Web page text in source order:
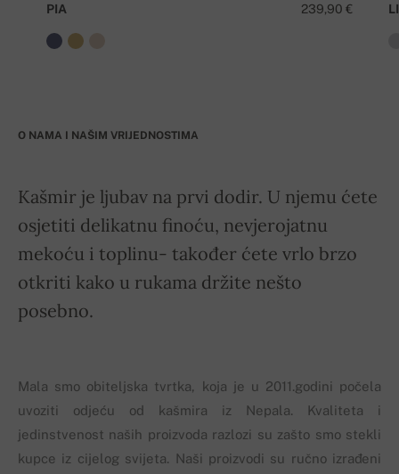
239,90 €
PIA
O NAMA I NAŠIM VRIJEDNOSTIMA
Kašmir je ljubav na prvi dodir. U njemu ćete
osjetiti delikatnu finoću, nevjerojatnu
mekoću i toplinu- također ćete vrlo brzo
otkriti kako u rukama držite nešto
posebno.
Mala smo obiteljska tvrtka, koja je u 2011.godini počela
uvoziti odjeću od kašmira iz Nepala. Kvaliteta i
jedinstvenost naših proizvoda razlozi su zašto smo stekli
kupce iz cijelog svijeta. Naši proizvodi su ručno izrađeni